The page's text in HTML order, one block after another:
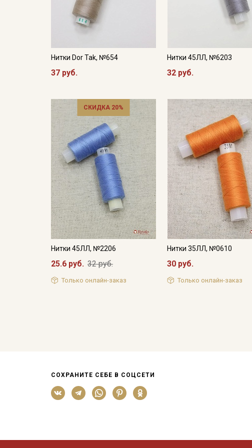
Нитки Dor Tak, №654
37 руб.
Нитки 45ЛЛ, №6203
32 руб.
СКИДКА 20%
Нитки 45ЛЛ, №2206
25.6 руб. 32 руб.
Только онлайн-заказ
Нитки 35ЛЛ, №0610
30 руб.
Только онлайн-заказ
СОХРАНИТЕ СЕБЕ В СОЦСЕТИ